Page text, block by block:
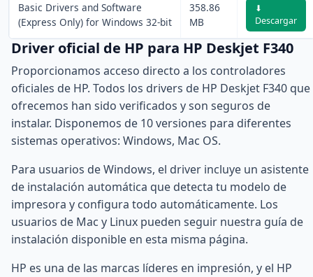
Basic Drivers and Software
(Express Only) for Windows 32-bit
358.86
MB
⬇
Descargar
Driver oficial de HP para HP Deskjet F340
Proporcionamos acceso directo a los controladores
oficiales de HP. Todos los drivers de HP Deskjet F340 que
ofrecemos han sido verificados y son seguros de
instalar. Disponemos de 10 versiones para diferentes
sistemas operativos: Windows, Mac OS.
Para usuarios de Windows, el driver incluye un asistente
de instalación automática que detecta tu modelo de
impresora y configura todo automáticamente. Los
usuarios de Mac y Linux pueden seguir nuestra guía de
instalación disponible en esta misma página.
HP es una de las marcas líderes en impresión, y el HP